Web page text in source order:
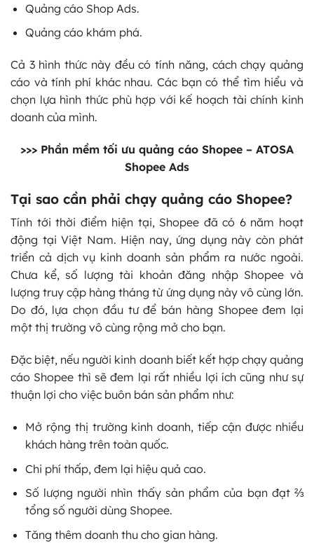
Quảng cáo Shop Ads.
Quảng cáo khám phá.
Cả 3 hình thức này đều có tính năng, cách chạy quảng
cáo và tính phí khác nhau. Các bạn có thể tìm hiểu và
chọn lựa hình thức phù hợp với kế hoạch tài chính kinh
doanh của mình.
>>> Phần mềm tối ưu quảng cáo Shopee – ATOSA
Shopee Ads
Tại sao cần phải chạy quảng cáo Shopee?
Tính tới thời điểm hiện tại, Shopee đã có 6 năm hoạt
động tại Việt Nam. Hiện nay, ứng dụng này còn phát
triển cả dịch vụ kinh doanh sản phẩm ra nước ngoài.
Chưa kể, số lượng tài khoản đăng nhập Shopee và
lượng truy cập hàng tháng từ ứng dụng này vô cùng lớn.
Do đó, lựa chọn đầu tư để bán hàng Shopee đem lại
một thị trường vô cùng rộng mở cho bạn.
Đặc biệt, nếu người kinh doanh biết kết hợp chạy quảng
cáo Shopee thì sẽ đem lại rất nhiều lợi ích cũng như sự
thuận lợi cho việc buôn bán sản phẩm như:
Mở rộng thị trường kinh doanh, tiếp cận được nhiều
khách hàng trên toàn quốc.
Chi phí thấp, đem lại hiệu quả cao.
Số lượng người nhìn thấy sản phẩm của bạn đạt ⅔
tổng số người dùng Shopee.
Tăng thêm doanh thu cho gian hàng.